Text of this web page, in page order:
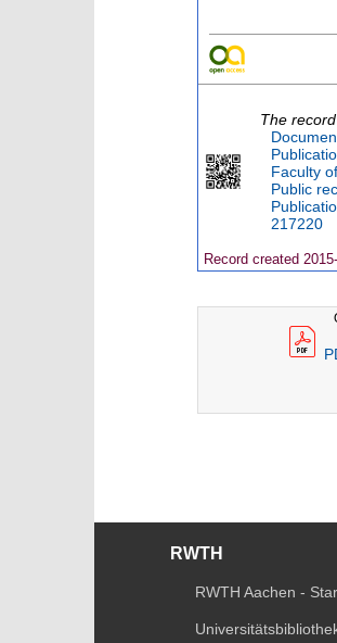
The
Faculty
Public
217220
Record created
RWTH
RWTH Aachen -